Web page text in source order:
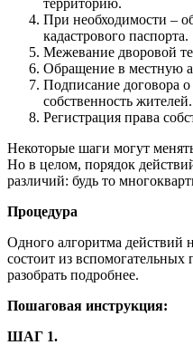
При необходимости –
кадастрового паспорта.
Межевание дворовой
Обращение в местную
Подписание договора
собственность жителей.
Регистрация права
Некоторые шаги могут
Но в целом, порядок
различий: будь то
Процедура
Одного алгоритма действий
состоит из
разобрать подробнее.
Пошаговая инструкция:
ШАГ 1.